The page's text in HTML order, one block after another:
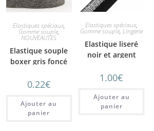
Elastiques spéciaux,
Gomme souple,
NOUVEAUTES
Elastique souple
boxer gris foncé
0.22€
Ajouter au
panier
Elastiques spéciaux,
Gomme souple,Lingerie
Elastique liseré
noir et argent
1.00€
Ajouter au
panier